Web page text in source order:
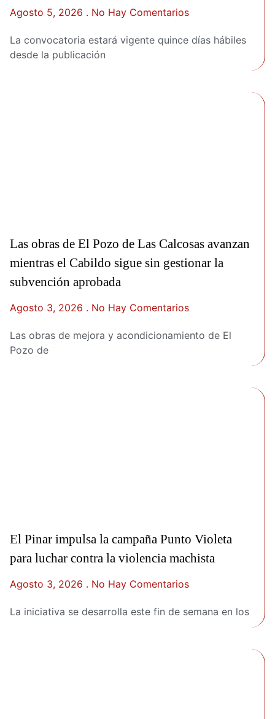
Agosto 5, 2026 No Hay Comentarios
La convocatoria estará vigente quince días hábiles
desde la publicación
Las obras de El Pozo de Las Calcosas avanzan
mientras el Cabildo sigue sin gestionar la
subvención aprobada
Agosto 3, 2026 No Hay Comentarios
Las obras de mejora y acondicionamiento de El
Pozo de
El Pinar impulsa la campaña Punto Violeta
para luchar contra la violencia machista
Agosto 3, 2026 No Hay Comentarios
La iniciativa se desarrolla este fin de semana en los